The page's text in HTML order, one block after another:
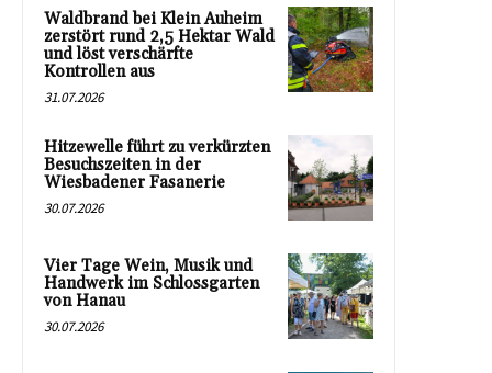
Waldbrand bei Klein Auheim
zerstört rund 2,5 Hektar Wald
und löst verschärfte
Kontrollen aus
31.07.2026
Hitzewelle führt zu verkürzten
Besuchszeiten in der
Wiesbadener Fasanerie
30.07.2026
Vier Tage Wein, Musik und
Handwerk im Schlossgarten
von Hanau
30.07.2026